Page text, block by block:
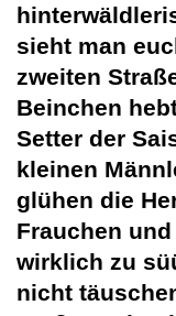
sieht man
zweiten
Beinchen
Setter der
kleinen
glühen die
Frauchen
wirklich zu
nicht